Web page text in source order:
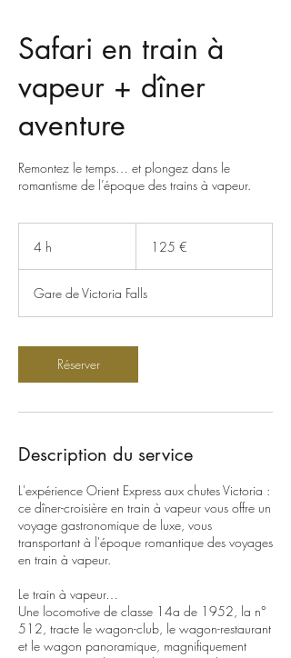
Safari en train à
vapeur + dîner
aventure
Remontez le temps… et plongez dans le
romantisme de l’époque des trains à vapeur.
4 h 125 €
Gare de Victoria Falls
Réserver
Description du service
L'expérience Orient Express aux chutes Victoria :
ce dîner-croisière en train à vapeur vous offre un
voyage gastronomique de luxe, vous
transportant à l'époque romantique des voyages
en train à vapeur.
Le train à vapeur…
Une locomotive de classe 14a de 1952, la n°
512, tracte le wagon-club, le wagon-restaurant
et le wagon panoramique, magnifiquement